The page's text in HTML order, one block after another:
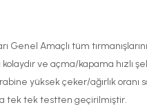
Genel Amaçlı tüm
ve açma/kapama hızlı
yüksek çeker/ağırlık oranı
tek tek testten geçirilmiştir.